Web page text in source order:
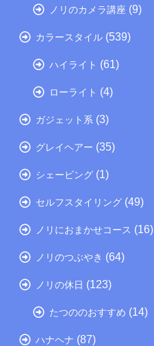
ノリのカメラ講座 (9)
カラースタイル (539)
ハイライト (61)
ローライト (4)
ガジェット系 (3)
グレイヘアー (35)
シェービング (1)
セルフスタイリング (49)
ノリにおまかせコース (16)
ノリのつぶやき (64)
ノリの休日 (123)
たつののおすすめ (14)
ハナヘナ (87)